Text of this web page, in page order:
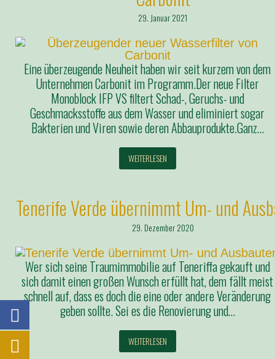
29. Januar 2021
Eine überzeugende Neuheit haben wir seit kurzem von dem
Unternehmen Carbonit im Programm.Der neue Filter
Monoblock IFP VS filtert Schad-, Geruchs- und
Geschmacksstoffe aus dem Wasser und eliminiert sogar
Bakterien und Viren sowie deren Abbauprodukte.Ganz…
WEITERLESEN
Tenerife Verde übernimmt Um- und
29. Dezember 2020
Wer sich seine Traumimmobilie auf Teneriffa gekauft und
sich damit einen großen Wunsch erfüllt hat, dem fällt meist
schnell auf, dass es doch die eine oder andere Veränderung
geben sollte. Sei es die Renovierung und…
WEITERLESEN